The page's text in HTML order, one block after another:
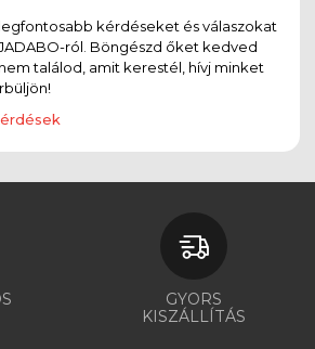
kérdéseket és válaszokat
ról. Böngészd őket kedved
találod, amit kerestél, hívj minket
GYORS
KISZÁLLÍTÁS